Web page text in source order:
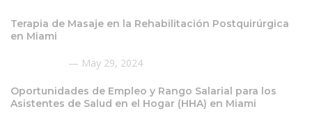
Terapia de Masaje en la Rehabilitación Postquirúrgica
en Miami
May 29, 2024
Oportunidades de Empleo y Rango Salarial para los
Asistentes de Salud en el Hogar (HHA) en Miami